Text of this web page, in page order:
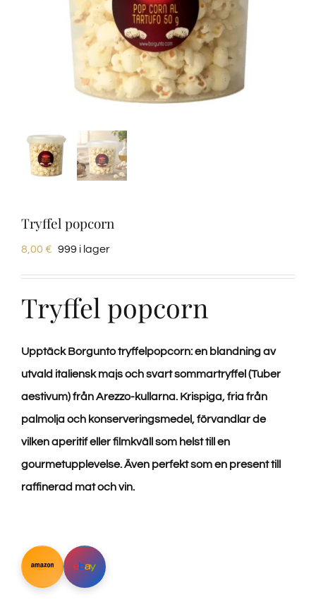
Provsmakningar
Kontakter
Ebay
Tryffel popcorn
8,00 € 999 i lager
Tryffel popcorn
Upptäck Borgunto tryffelpopcorn: en blandning av
utvald italiensk majs och svart sommartryffel (Tuber
aestivum) från Arezzo-kullarna. Krispiga, fria från
palmolja och konserveringsmedel, förvandlar de
vilken aperitif eller filmkväll som helst till en
gourmetupplevelse. Även perfekt som en present till
raffinerad mat och vin.